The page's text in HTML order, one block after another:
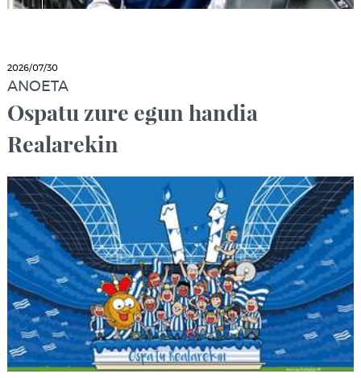
2026/07/30
ANOETA
Ospatu zure egun handia
Realarekin